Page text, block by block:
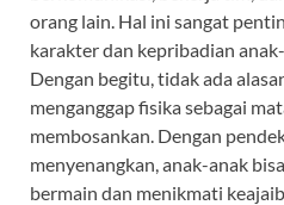
orang lain. Hal ini sangat
karakter dan kepribadian
Dengan begitu, tidak ada
menganggap fisika sebagai
membosankan. Dengan
menyenangkan, anak-anak
bermain dan menikmati